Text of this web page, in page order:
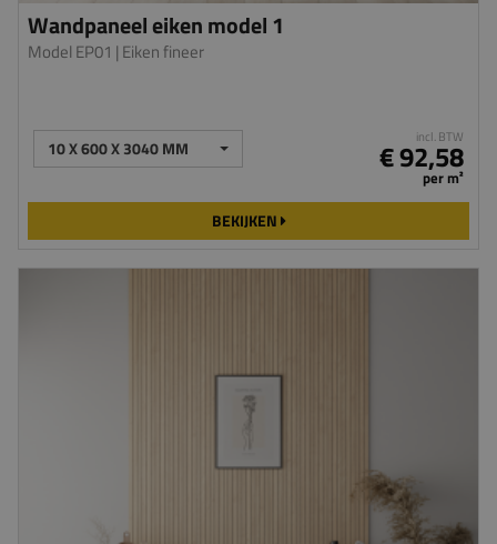
Wandpaneel eiken model 1
Model EP01 | Eiken fineer
10 X 600 X 3040 MM incl. BTW
€ 92,58
per m²
BEKIJKEN